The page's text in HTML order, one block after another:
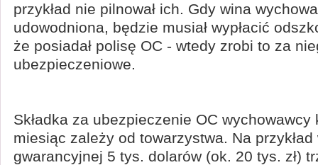
przykład nie pilnował ich. Gdy wina
udowodniona, będzie musiał wypłacić
że posiadał polisę OC - wtedy zrobi to za
ubezpieczeniowe.
Składka za ubezpieczenie OC wychowawcy
miesiąc zależy od towarzystwa. Na
gwarancyjnej 5 tys. dolarów (ok. 20 tys. zł)